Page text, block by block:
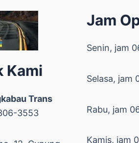
Kami
Trans
3553
Jam
Senin, jam
Selasa, jam
Rabu, jam
Kamis, jam